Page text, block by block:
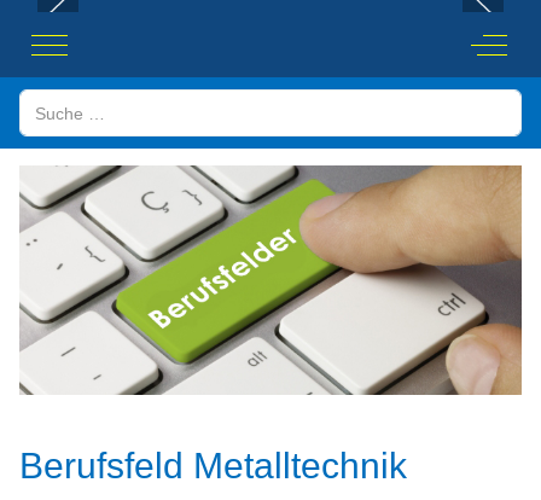
Mobile Menu Toggle Off-
Suchen
Berufsfeld Metalltechnik